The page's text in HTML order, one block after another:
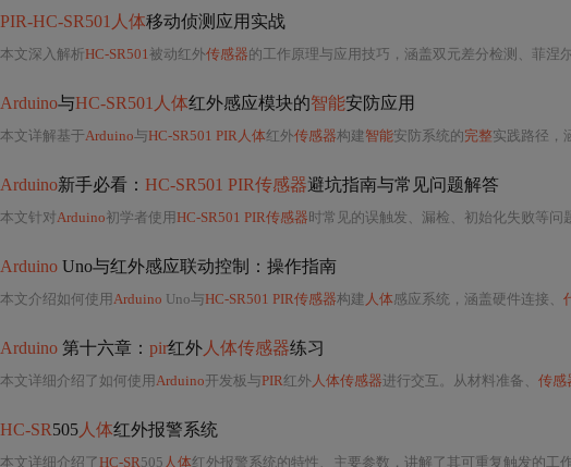
PIR-HC-SR501人体移动侦测应用实战
本文深入解析HC-SR501被动红外传感器的工作原理与应用技巧，涵盖双元差分检测、菲涅尔透镜作用、
Arduino与HC-SR501人体红外感应模块的智能安防应用
本文详解基于Arduino与HC-SR501 PIR人体红外传感器构建智能安防系统的完整实践路径，涵盖硬件连接、双
Arduino新手必看： HC-SR501 PIR传感器避坑指南与常见问题解答
本文针对Arduino初学者使用HC-SR501 PIR传感器 时常见的误触发、漏检、初始化失败等问题，深入解析BISS0091芯片工作机制、37秒以上上电校
Arduino Uno与红外感应联动控制：操作指南
本文介绍如何使用Arduino Uno与HC-SR501 PIR传感器构建 人体感应系统，涵盖硬件连接、
Arduino 第十六章： pir红外 人体传感器练习
本文详细介绍了如何使用Arduino开发板与PIR红外人体传感器进行交互。从材料准备、 传感
HC-SR505 人体红外报警系统
本文详细介绍了HC-SR505 人体红外报警系统的特性、主要参数，讲解了其可重复触发的工